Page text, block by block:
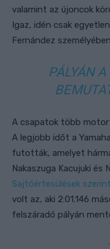
valamint az újoncok
Igaz, idén csak
Fernández
PÁLYÁN
A csapatok több
A legjobb időt a
futották, amelyet
Nakaszuga Kacujuki és
Sajtóértesülések szerint
volt az, aki 2:01.146
felszáradó pályán